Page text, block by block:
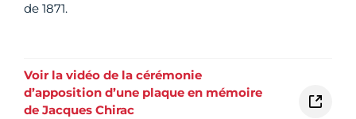
de 1871.
Voir la vidéo de la cérémonie
d’apposition d’une plaque en mémoire
de Jacques Chirac